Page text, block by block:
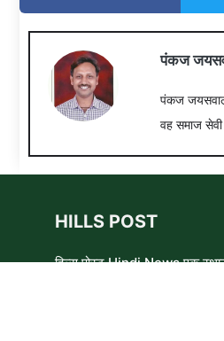
पंकज
पंकज
वह समाज
HILLS POST
हिल्स पोस्ट Hindi News एक